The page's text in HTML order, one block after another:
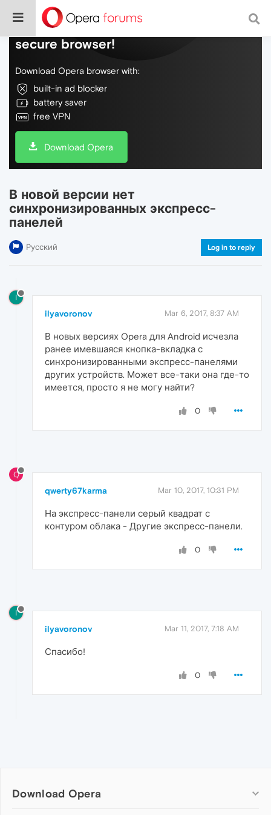
Do more on the web, with a fast and
secure browser!
Download Opera browser with:
built-in ad blocker
battery saver
free VPN
Download Opera
В новой версии нет
синхронизированных экспресс-
панелей
Русский Log in to reply
I
ilyavoronov Mar 6, 2017, 8:37 AM
В новых версиях Opera для Android исчезла
ранее имевшаяся кнопка-вкладка с
синхронизированными экспресс-панелями
других устройств. Может все-таки она где-то
имеется, просто я не могу найти?
0
Q
qwerty67karma Mar 10, 2017, 10:31 PM
На экспресс-панели серый квадрат с
контуром облака - Другие экспресс-панели.
0
I
ilyavoronov Mar 11, 2017, 7:18 AM
Спасибо!
0
Download Opera